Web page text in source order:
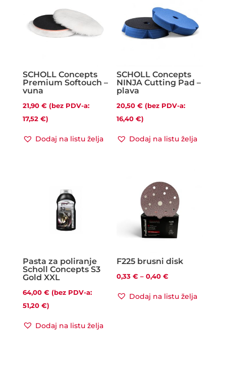
SCHOLL Concepts
Premium Softouch –
vuna
21,90 € (bez PDV-a:
17,52 €)
Dodaj na listu želja
SCHOLL Concepts
NINJA Cutting Pad –
plava
20,50€ (bez PDV-a:
16,40€)
Dodaj na listu želja
Pasta za poliranje
Scholl Concepts S3
Gold XXL
64,00 € (bez PDV-a:
51,20 €)
Dodaj na listu želja
F225 brusni disk
0,33€ – 0,40€Raspon
Dodaj na listu želja